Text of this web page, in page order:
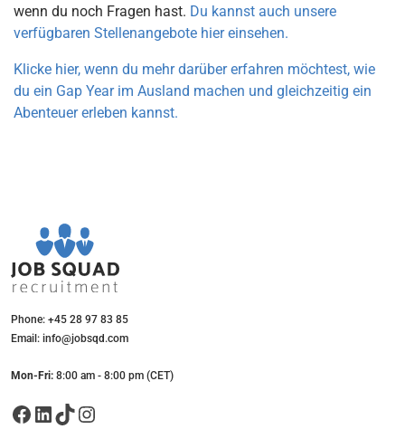
wenn du noch Fragen hast. Du kannst auch unsere
verfügbaren Stellenangebote hier einsehen.
Klicke hier, wenn du mehr darüber erfahren möchtest, wie
du ein Gap Year im Ausland machen und gleichzeitig ein
Abenteuer erleben kannst.
Phone: +45 28 97 83 85
Email: info@jobsqd.com
Mon-Fri: 8:00 am - 8:00 pm (CET)
Facebook LinkedIn TikTok Instagram